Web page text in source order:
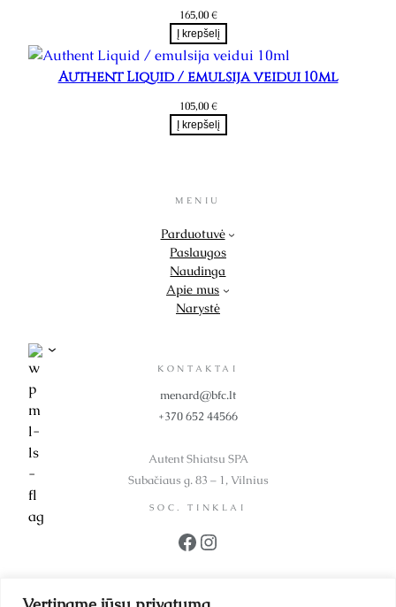
165,00€
Į krepšelį
Authent Liquid / emulsija veidui 10ml
105,00€
Į krepšelį
MENIU
Parduotuvė
Paslaugos
Naudinga
Apie mus
Narystė
KONTAKTAI
menard@bfc.lt
+370 652 44566
Autent Shiatsu SPA
Subačiaus g. 83 – 1, Vilnius
SOC. TINKLAI
Facebook Instagram